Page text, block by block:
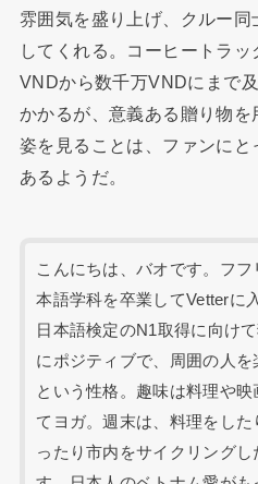
雰囲気を盛り上げ、クルー
してくれる。コーヒートラ
VNDから数千万VNDにまで
かかるが、意義ある贈り物
姿を見ることは、ファンに
あるようだ。
こんにちは、バオです。フフ
本語学科を卒業してVetterに
日本語検定のN1取得に向け
にポジティブで、周囲の人を
という性格。趣味は料理や映
てヨガ。週末は、料理をした
ったり市内をサイクリング